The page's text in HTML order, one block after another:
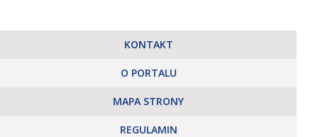
KONTAKT
O PORTALU
MAPA STRONY
REGULAMIN